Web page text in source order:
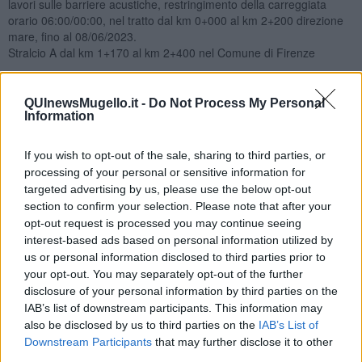
QUInewsMugello.it - Do Not Process My Personal
Information
If you wish to opt-out of the sale, sharing to third parties, or
processing of your personal or sensitive information for
targeted advertising by us, please use the below opt-out
section to confirm your selection. Please note that after your
opt-out request is processed you may continue seeing
interest-based ads based on personal information utilized by
us or personal information disclosed to third parties prior to
your opt-out. You may separately opt-out of the further
disclosure of your personal information by third parties on the
IAB’s list of downstream participants. This information may
also be disclosed by us to third parties on the IAB’s List of
Downstream Participants that may further disclose it to other
lavori sulle barriere acustiche, restringimento della carreggiata
orario 06:00/00:00, nel tratto dal km 0+000 al km 2+200 direzione
mare, fino al 08/06/2023.
Stralcio A dal km 1+170 al km 2+400 nel Comune di Firenze
Sulla strada provinciale 610 Selice-Montanara Imolese per valutare
alternato, nel tratto dal km 64+930 al km 65+000 loc Coniale-Cà
Bassa nel comune di Firenzuola, fino al 31/12/2023.
Fino a termine lavori
Sulla strada regionale 302 Brisighellese-Ravennate per
installazione della segnaletica stradale verticale ed orizzontale,
senso unico alternato, nel tratto dell km 27+930, Comune di Borgo
San Lorenzo, fino al 30/06/2023.
Proroga ordinanza n°2066 del 29/08/2022
Sulla strada provinciale 551 traversa del Mugello per lavori di posa
cavo elettrico, senso unico alternato con orario 08:00/18:00, nel
tratto al km. 1+800 circa nel Comune di Scarperia e San Piero, fino
al 13/05/2023.